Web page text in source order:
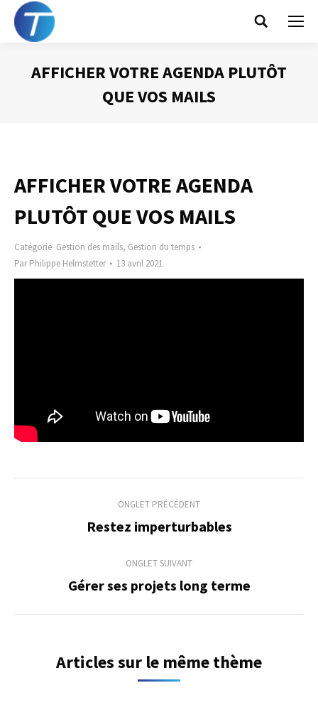
Search:
AFFICHER VOTRE AGENDA PLUTÔT
QUE VOS MAILS
AFFICHER VOTRE AGENDA
PLUTÔT QUE VOS MAILS
Catégorie Gestion des mails, Gestion du temps
ParPhilippe Helmstetter 13 avril 2021
commentaire
ONGLET PRÉCÉDENT
Onglet
Restez imperturbables
ONGLET SUIVANT
Onglet
Gérer ses projets long terme
Articles sur le même thème